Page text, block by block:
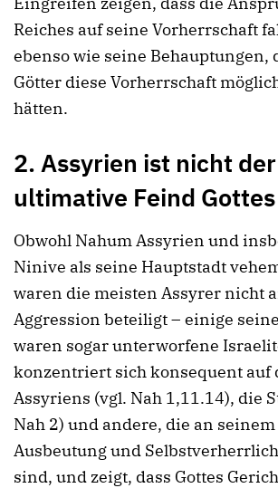
Reiches auf seine Vorherrschaft
ebenso wie seine Behauptungen,
Götter diese Vorherrschaft
hätten.
2. Assyrien ist nicht der
ultimative Feind Gottes
Obwohl Nahum Assyrien und
Ninive als seine Hauptstadt
waren die meisten Assyrer nicht
Aggression beteiligt – einige
waren sogar unterworfene
konzentriert sich konsequent auf
Assyriens (vgl. Nah 1,11.14), die
Nah 2) und andere, die an
Ausbeutung und
sind, und zeigt, dass Gottes